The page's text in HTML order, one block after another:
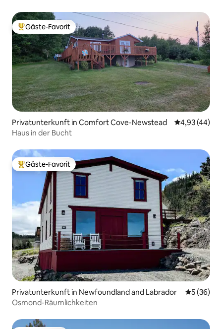
Beliebter Gäste-Favorit.
Gäste-Favorit
Privatunterkunft in Comfort Cove-Newstead
4,93 (44)
Haus in der Bucht
Beliebter Gäste-Favorit.
Gäste-Favorit
Privatunterkunft in Newfoundland and Labrador
5 (36)
Osmond-Räumlichkeiten